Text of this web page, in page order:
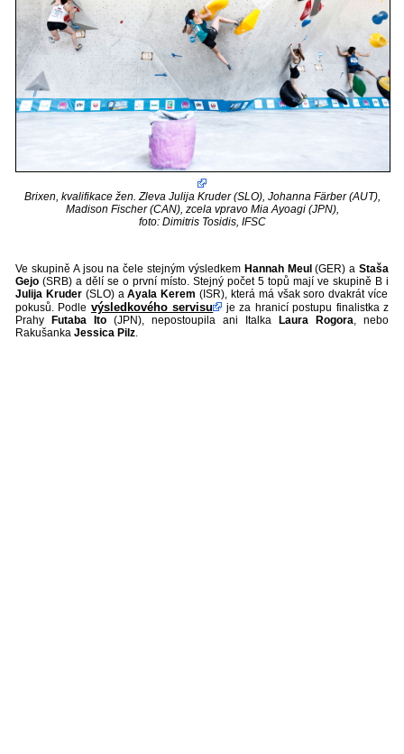
Brixen, kvalifikace žen. Zleva Julija Kruder (SLO), Johanna Färber (AUT),
Madison Fischer (CAN), zcela vpravo Mia Ayoagi (JPN),
foto: Dimitris Tosidis, IFSC
Ve skupině A jsou na čele stejným výsledkem Hannah Meul (GER) aStaša
Gejo (SRB) a dělí se o první místo. Stejný počet 5 topů mají ve skupině B i
Julija Kruder(SLO) aAyala Kerem (ISR), která má však soro dvakrát více
pokusů. Podle výsledkového servisu
je za hranicí postupu finalistka z
Prahy
Futaba Ito (JPN), nepostoupila ani Italka Laura Rogora, nebo
Rakušanka Jessica Pilz.